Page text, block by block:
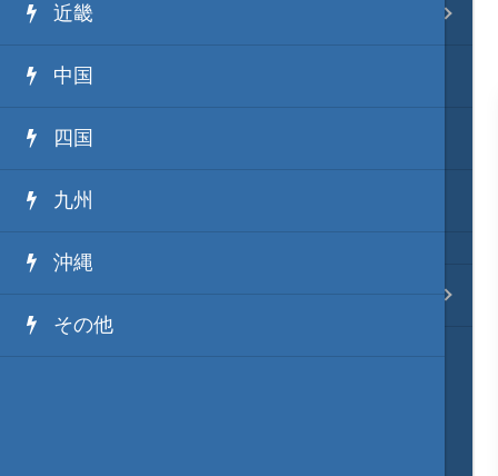
近畿
中国
四国
九州
沖縄
その他
逸話 分類一覧
戦国ニュース
寺社・城・庭園ニュース
信長の野望ニュース